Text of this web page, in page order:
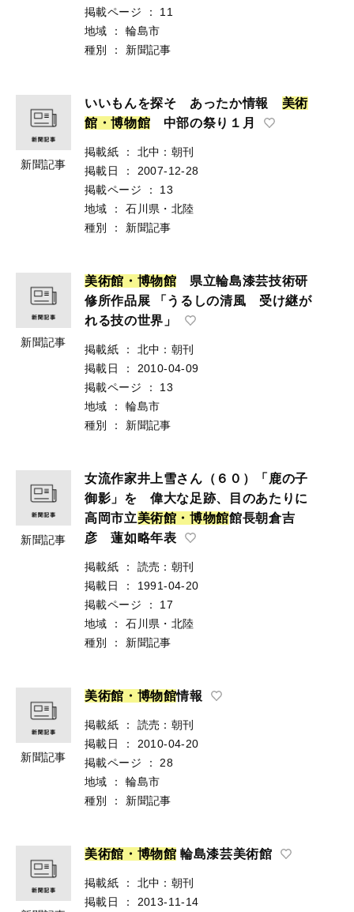
掲載ページ
：
11
地域
：
輪島市
種別
： 新聞記事
新聞記事
いいもんを探そ あったか情報 美術
館 ・博物館 中部の祭り１月
掲載紙 ：
北中：朝刊
掲載日
：
2007-12-28
掲載ページ
：
13
地域
：
石川県・北陸
種別
： 新聞記事
新聞記事
美術館 ・ 博物館 県立輪島漆芸技術研
修所作品展 「うるしの清風 受け継が
れる技の世界」
掲載紙 ：
北中：朝刊
掲載日
：
2010-04-09
掲載ページ
：
13
地域
：
輪島市
種別
： 新聞記事
新聞記事
女流作家井上雪さん（６０）「鹿の子
御影」を 偉大な足跡、目のあたりに
高岡市立美術館 ・博物館館長朝倉吉
彦 蓮如略年表
掲載紙 ：
読売：朝刊
掲載日
：
1991-04-20
掲載ページ
：
17
地域
：
石川県・北陸
種別
： 新聞記事
新聞記事
美術館 ・ 博物館情報
掲載紙 ：
読売：朝刊
掲載日
：
2010-04-20
掲載ページ
：
28
地域
：
輪島市
種別
： 新聞記事
美術館 ・ 博物館 輪島漆芸美術館
掲載紙 ：
北中：朝刊
掲載日
：
2013-11-14